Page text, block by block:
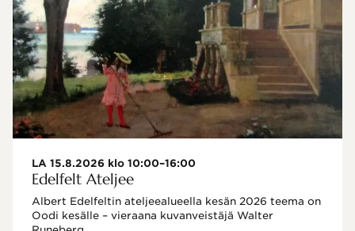
LA 15.8.2026 klo 10:00–16:00
Edelfelt Ateljee
Albert Edelfeltin ateljeealueella kesän 2026 teema on
Oodi kesälle – vieraana kuvanveistäjä Walter